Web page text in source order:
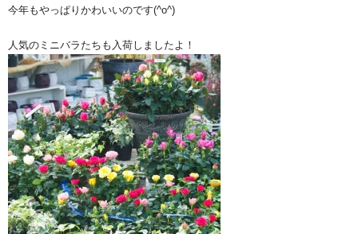
今年もやっぱりかわいいのです(^o^)
人気のミニバラたちも入荷しましたよ！